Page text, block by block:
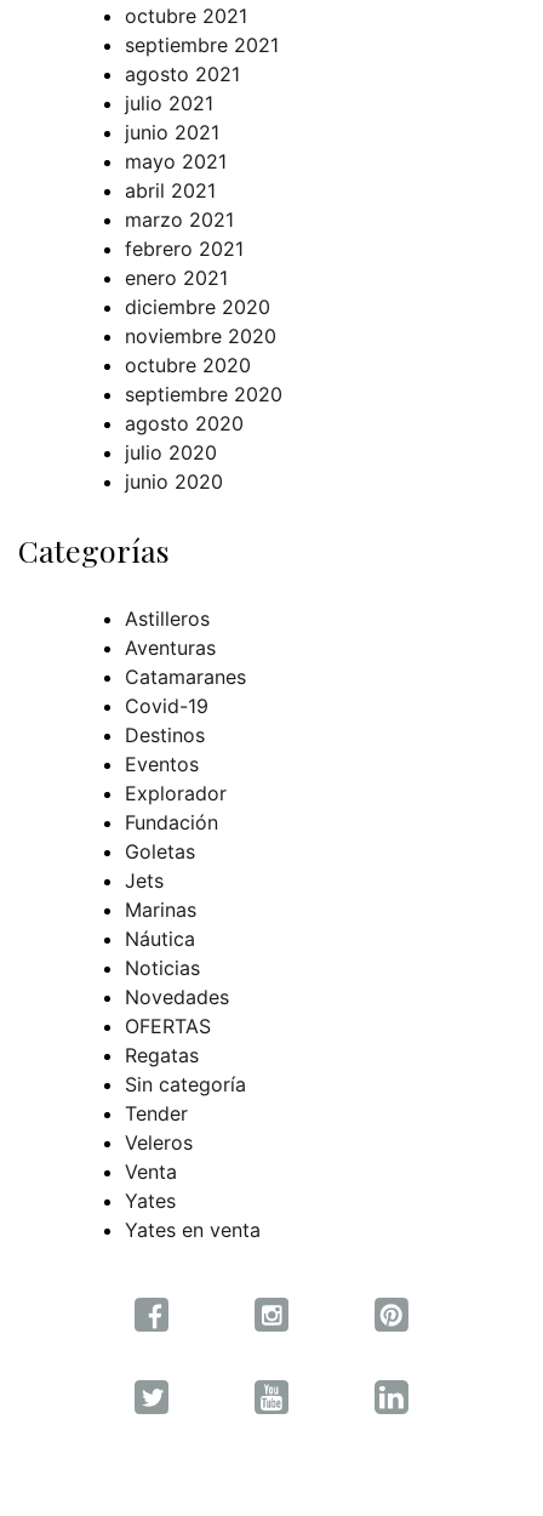
octubre 2021
septiembre 2021
agosto 2021
julio 2021
junio 2021
mayo 2021
abril 2021
marzo 2021
febrero 2021
enero 2021
diciembre 2020
noviembre 2020
octubre 2020
septiembre 2020
agosto 2020
julio 2020
junio 2020
Categorías
Astilleros
Aventuras
Catamaranes
Covid-19
Destinos
Eventos
Explorador
Fundación
Goletas
Jets
Marinas
Náutica
Noticias
Novedades
OFERTAS
Regatas
Sin categoría
Tender
Veleros
Venta
Yates
Yates en venta